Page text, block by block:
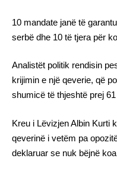
10 mandate janë të
serbë dhe 10 të tjera për
Analistët politik rendisin
krijimin e një qeverie, që
shumicë të thjeshtë prej
Kreu i Lëvizjen Albin Kurti
qeverinë i vetëm pa
deklaruar se nuk bëjnë